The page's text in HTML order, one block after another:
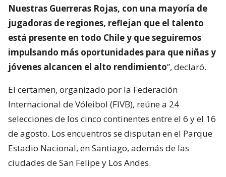
Nuestras Guerreras Rojas, con una mayoría de
jugadoras de regiones, reflejan que el talento
está presente en todo Chile y que seguiremos
impulsando más oportunidades para que niñas y
jóvenes alcancen el alto rendimiento”, declaró.
El certamen, organizado por la Federación
Internacional de Vóleibol (FIVB), reúne a 24
selecciones de los cinco continentes entre el 6 y el 16
de agosto. Los encuentros se disputan en el Parque
Estadio Nacional, en Santiago, además de las
ciudades de San Felipe y Los Andes.